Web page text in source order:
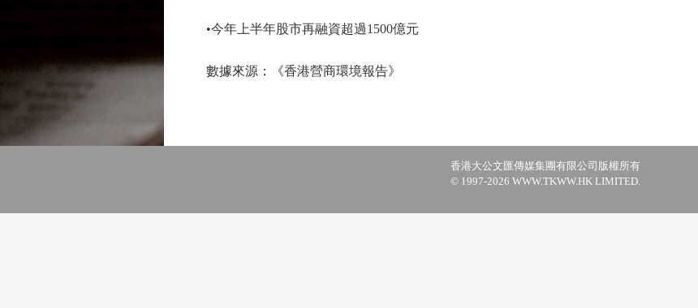
•今年上半年股市再融資超過1500億元
數據來源：《香港營商環境報告》
香港大公文匯傳媒集團有限公司版權所有
© 1997-2026 WWW.TKWW.HK LIMITED.